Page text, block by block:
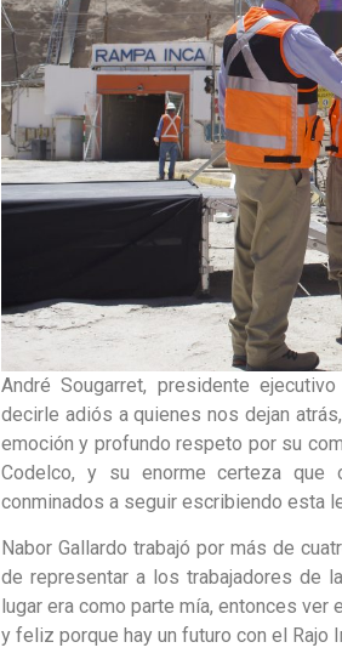
André Sougarret, presidente
decirle adiós a quienes nos dejan
emoción y profundo respeto por su
Codelco, y su enorme certeza que
conminados a seguir escribiendo esta
Nabor Gallardo trabajó por más de
de representar a los trabajadores de
lugar era como parte mía, entonces
y feliz porque hay un futuro con el Rajo